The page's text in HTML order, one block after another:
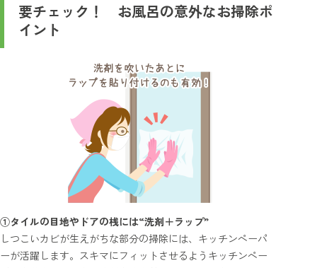
要チェック！ お風呂の意外なお掃除ポ
イント
①タイルの目地やドアの桟には“洗剤＋ラップ”
しつこいカビが生えがちな部分の掃除には、キッチンペーパ
ーが活躍します。スキマにフィットさせるようキッチンペー